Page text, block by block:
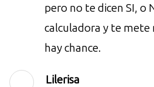
pero no te dicen SI, o
calculadora y te
hay chance.
Lilerisa